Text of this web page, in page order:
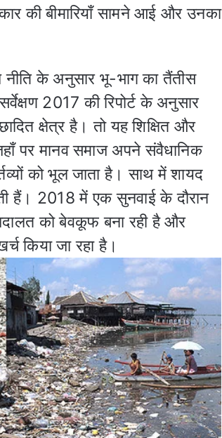
की बीमारियाँ सामने आई और उनका
नीति के अनुसार भू-भाग का तैंतीस
2017 की रिपोर्ट के अनुसार
क्षेत्र है। तो यह शिक्षित और
पर मानव समाज अपने संवैधानिक
को भूल जाता है। साथ में शायद
हैं। 2018 में एक सुनवाई के दौरान
को बेवकूफ बना रही है और
किया जा रहा है।